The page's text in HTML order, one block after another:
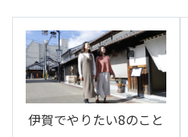
伊賀でやりたい8のこと